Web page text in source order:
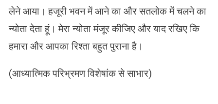
लेने आया। हजूरी भवन में आने का और सतलोक में चलने का
न्योता देता हूं। मेरा न्योता मंजूर कीजिए और याद रखिए कि
हमारा और आपका रिश्ता बहुत पुराना है।
(आध्यात्मिक परिभ्रमण विशेषांक से साभार)